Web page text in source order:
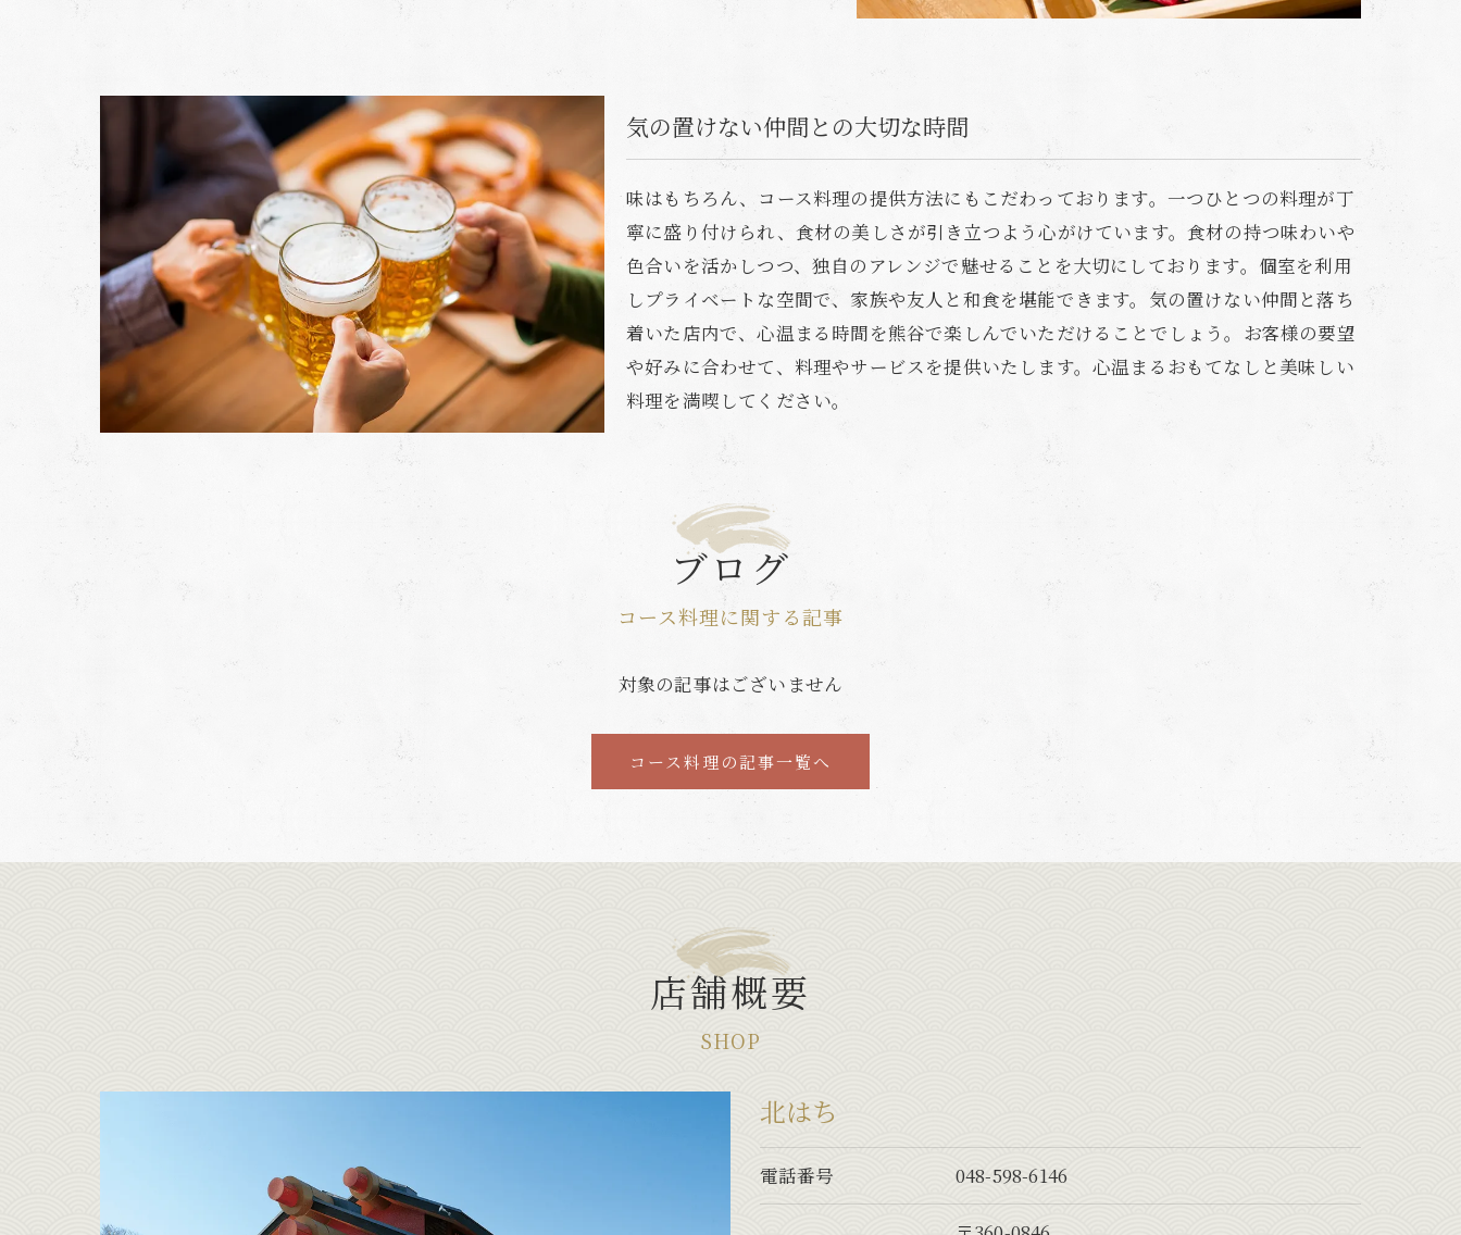
気の置けない仲間との大切な時間
味はもちろん、コース料理の提供方法にもこだわっております。一つひとつの料理が丁
寧に盛り付けられ、食材の美しさが引き立つよう心がけています。食材の持つ味わいや
色合いを活かしつつ、独自のアレンジで魅せることを大切にしております。個室を利用
しプライベートな空間で、家族や友人と和食を堪能できます。気の置けない仲間と落ち
着いた店内で、心温まる時間を熊谷で楽しんでいただけることでしょう。お客様の要望
や好みに合わせて、料理やサービスを提供いたします。心温まるおもてなしと美味しい
料理を満喫してください。
ブログ
コース料理に関する記事
対象の記事はございません
コース料理の記事一覧へ
店舗概要
SHOP
北はち
電話番号 048-598-6146